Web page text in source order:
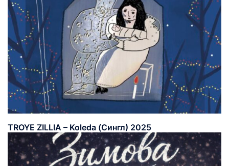
TROYE ZILLIA – Koleda (Сингл) 2025